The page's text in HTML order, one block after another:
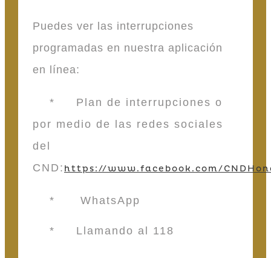
Puedes ver las interrupciones
programadas en nuestra aplicación
en línea:
* Plan de interrupciones o
por medio de las redes sociales
del
CND: https://www.facebook.com/
* WhatsApp
* Llamando al 118